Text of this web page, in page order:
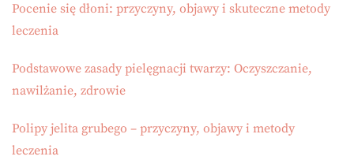
Pocenie się dłoni: przyczyny, objawy i skuteczne metody
leczenia
Podstawowe zasady pielęgnacji twarzy: Oczyszczanie,
nawilżanie, zdrowie
Polipy jelita grubego – przyczyny, objawy i metody
leczenia